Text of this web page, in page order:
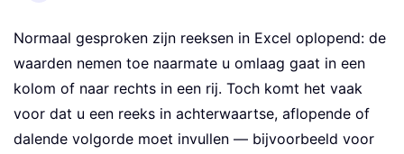
Normaal gesproken zijn reeksen in Excel oplopend: de
waarden nemen toe naarmate u omlaag gaat in een
kolom of naar rechts in een rij. Toch komt het vaak
voor dat u een reeks in achterwaartse, aflopende of
dalende volgorde moet invullen — bijvoorbeeld voor